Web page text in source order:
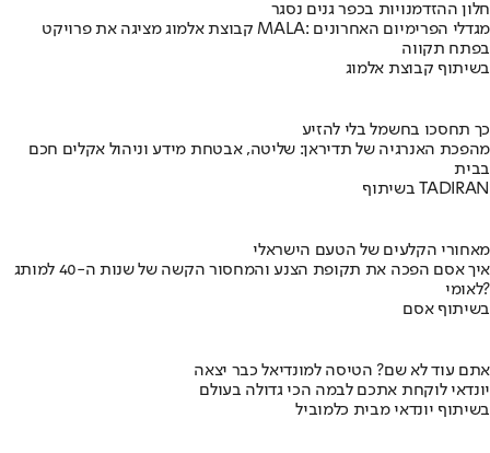
חלון ההזדמנויות בכפר גנים נסגר
קבוצת אלמוג מציגה את פרויקט MALA: מגדלי הפרימיום האחרונים
בפתח תקווה
בשיתוף קבוצת אלמוג
כך תחסכו בחשמל בלי להזיע
מהפכת האנרגיה של תדיראן: שליטה, אבטחת מידע וניהול אקלים חכם
בבית
בשיתוף TADIRAN
מאחורי הקלעים של הטעם הישראלי
איך אסם הפכה את תקופת הצנע והמחסור הקשה של שנות ה-40 למותג
לאומי?
בשיתוף אסם
אתם עוד לא שם? הטיסה למונדיאל כבר יצאה
יונדאי לוקחת אתכם לבמה הכי גדולה בעולם
בשיתוף יונדאי מבית כלמוביל